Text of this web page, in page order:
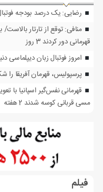
رضایی: یک درصد بودجه
منافی: توقع از تارتار
قهرمانی دور کردند 3 روز
امروز فوتبال زبان دیپلماسی
پرسپولیس، قهرمان آفریقا
قهرمانی نفس‌گیر اسپانیا با
مسی قربانی کوسه شدند 2 هفته
فیلم